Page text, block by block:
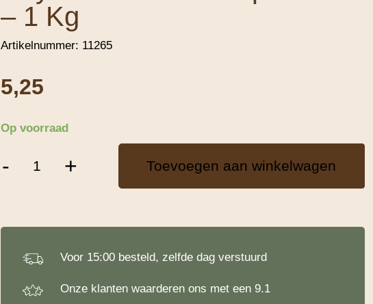
– 1 Kg
Artikelnummer: 11265
5,25
Op voorraad
-Steensma
+ Toevoegen aan winkelwagen
Voor 15:00 besteld, zelfde dag verstuurd
Onze klanten waarderen ons met een 9.1